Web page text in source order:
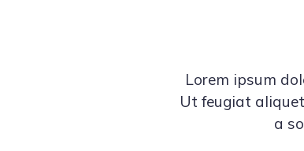
Lorem ipsum
Ut feugiat
a